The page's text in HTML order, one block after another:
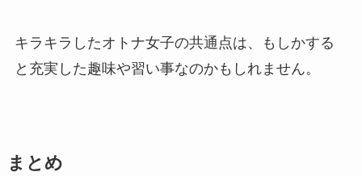
キラキラしたオトナ女子の共通点は、もしかする
と充実した趣味や習い事なのかもしれません。
まとめ